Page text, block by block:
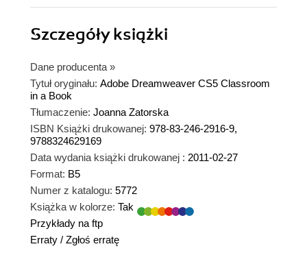
Szczegółyksiążki
Dane producenta »
Tytuł oryginału: Adobe Dreamweaver CS5 Classroom
in a Book
Tłumaczenie: Joanna Zatorska
ISBN Książki drukowanej: 978-83-246-2916-9,
9788324629169
Data wydania książki drukowanej : 2011-02-27
Format: B5
Numer z katalogu: 5772
Książka w kolorze: Tak
Przykłady na ftp
Erraty / Zgłoś erratę